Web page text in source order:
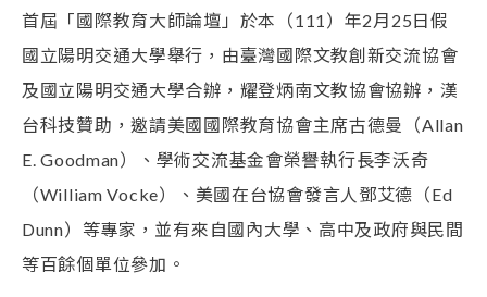
首屆「國際教育大師論壇」於本（111）年2月25日假
國立陽明交通大學舉行，由臺灣國際文教創新交流協會
及國立陽明交通大學合辦，耀登炳南文教協會協辦，漢
台科技贊助，邀請美國國際教育協會主席古德曼（Allan
E. Goodman）、學術交流基金會榮譽執行長李沃奇
（William Vocke）、美國在台協會發言人鄧艾德（Ed
Dunn）等專家，並有來自國內大學、高中及政府與民間
等百餘個單位參加。